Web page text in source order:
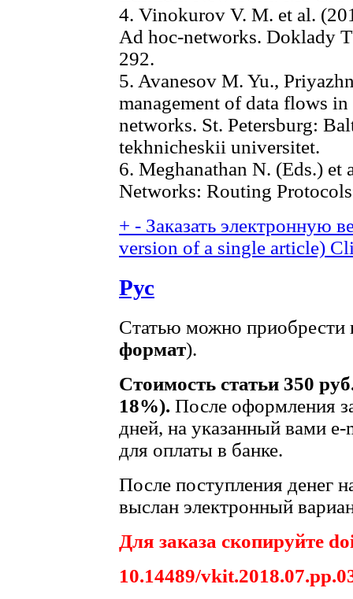
4. Vinokurov V. M. et al.
Ad hoc-networks. Doklady
292.
5. Avanesov M. Yu.,
management of data flows
networks. St. Petersburg:
tekhnicheskii universitet.
6. Meghanathan N. (Eds.) et
Networks: Routing
+ - Заказать электронную
version of a single article)
Рус
Статью можно приобрести
формат).
Стоимость статьи 350
18%). После оформления
дней, на указанный вами
для оплаты в банке.
После поступления денег
выслан электронный
Для заказа скопируйте
10.14489/